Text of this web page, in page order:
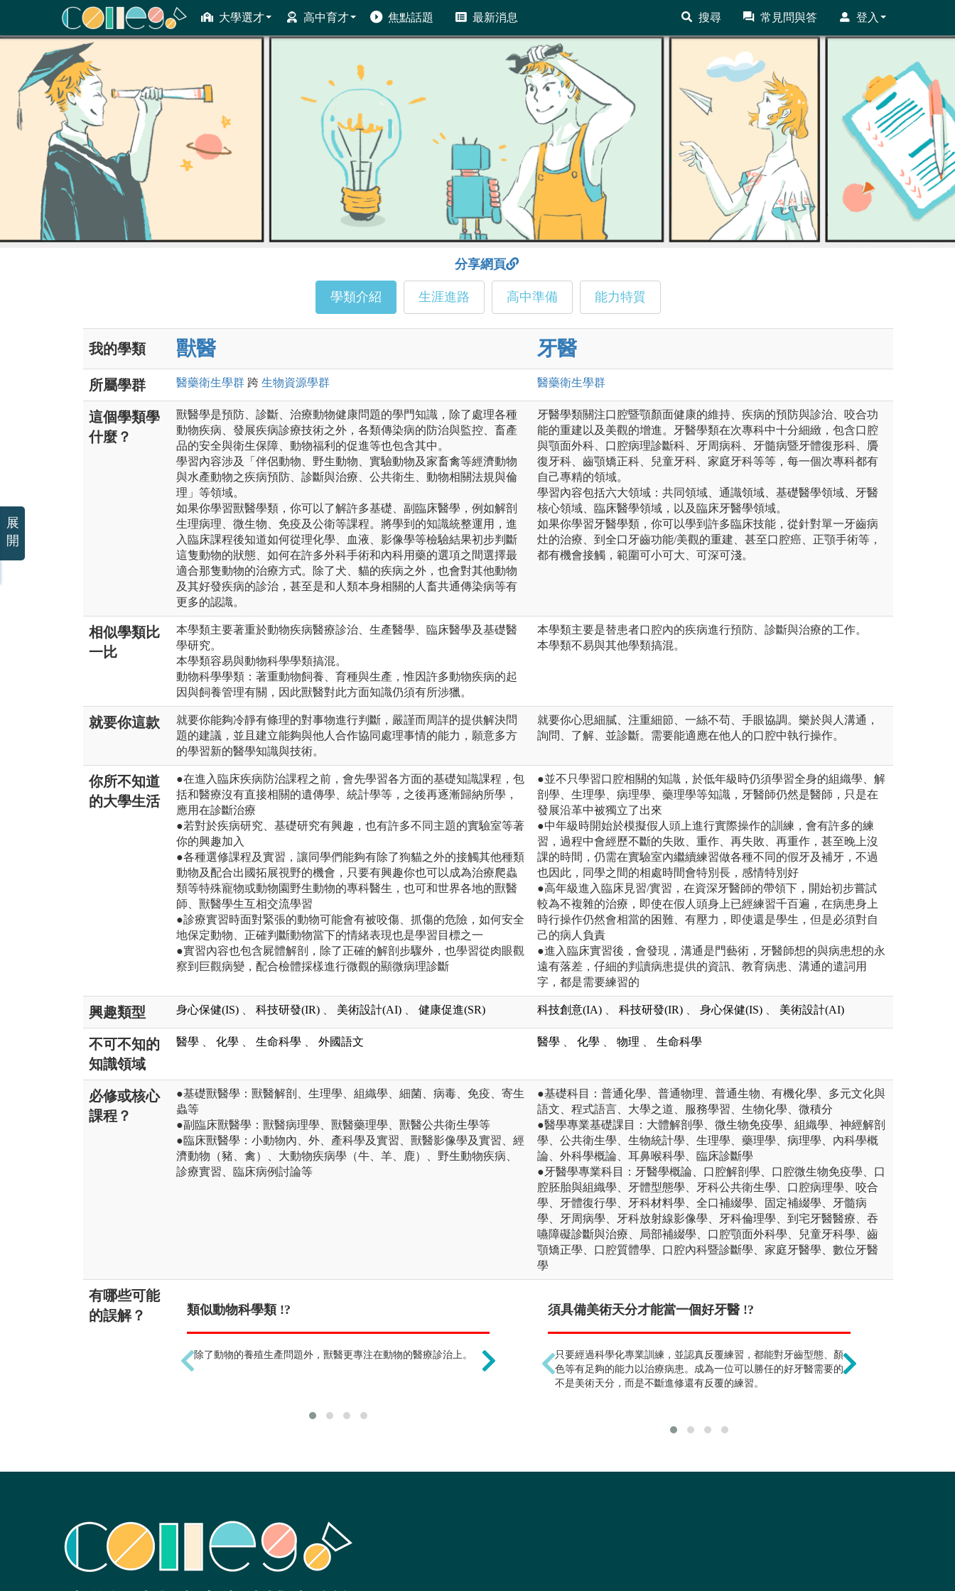
大學選才 高中育才 焦點話題 最新消息 搜尋 常見問與答 登入
ColleGo! 大學選才與高中育才輔助系統
分享網頁
學類介紹 生涯進路 高中準備 能力特質
我的學類 獸醫 牙醫
所屬學群 醫藥衛生學群 跨 生物資源學群 醫藥衛生學群
這個學類學
什麼？
獸醫學是預防、診斷、治療動物健康問題的學門知識，除了處理各種
動物疾病、發展疾病診療技術之外，各類傳染病的防治與監控、畜產
品的安全與衛生保障、動物福利的促進等也包含其中。
學習內容涉及「伴侶動物、野生動物、實驗動物及家畜禽等經濟動物
與水產動物之疾病預防、診斷與治療、公共衛生、動物相關法規與倫
理」等領域。
如果你學習獸醫學類，你可以了解許多基礎、副臨床醫學，例如解剖
生理病理、微生物、免疫及公衛等課程。將學到的知識統整運用，進
入臨床課程後知道如何從理化學、血液、影像學等檢驗結果初步判斷
這隻動物的狀態、如何在許多外科手術和內科用藥的選項之間選擇最
適合那隻動物的治療方式。除了犬、貓的疾病之外，也會對其他動物
及其好發疾病的診治，甚至是和人類本身相關的人畜共通傳染病等有
更多的認識。
牙醫學類關注口腔暨顎顏面健康的維持、疾病的預防與診治、咬合功
能的重建以及美觀的增進。牙醫學類在次專科中十分細緻，包含口腔
與顎面外科、口腔病理診斷科、牙周病科、牙髓病暨牙體復形科、贗
復牙科、齒顎矯正科、兒童牙科、家庭牙科等等，每一個次專科都有
自己專精的領域。
學習內容包括六大領域：共同領域、通識領域、基礎醫學領域、牙醫
核心領域、臨床醫學領域，以及臨床牙醫學領域。
如果你學習牙醫學類，你可以學到許多臨床技能，從針對單一牙齒病
灶的治療、到全口牙齒功能/美觀的重建、甚至口腔癌、正顎手術等，
都有機會接觸，範圍可小可大、可深可淺。
相似學類比
一比
本學類主要著重於動物疾病醫療診治、生產醫學、臨床醫學及基礎醫
學研究。
本學類容易與動物科學學類搞混。
動物科學學類：著重動物飼養、育種與生產，惟因許多動物疾病的起
因與飼養管理有關，因此獸醫對此方面知識仍須有所涉獵。
本學類主要是替患者口腔內的疾病進行預防、診斷與治療的工作。
本學類不易與其他學類搞混。
就要你這款
就要你能夠冷靜有條理的對事物進行判斷，嚴謹而周詳的提供解決問
題的建議，並且建立能夠與他人合作協同處理事情的能力，願意多方
的學習新的醫學知識與技術。
就要你心思細膩、注重細節、一絲不苟、手眼協調。樂於與人溝通，
詢問、了解、並診斷。需要能適應在他人的口腔中執行操作。
你所不知道
的大學生活
●在進入臨床疾病防治課程之前，會先學習各方面的基礎知識課程，包
括和醫療沒有直接相關的遺傳學、統計學等，之後再逐漸歸納所學，
應用在診斷治療
●若對於疾病研究、基礎研究有興趣，也有許多不同主題的實驗室等著
你的興趣加入
●各種選修課程及實習，讓同學們能夠有除了狗貓之外的接觸其他種類
動物及配合出國拓展視野的機會，只要有興趣你也可以成為治療爬蟲
類等特殊寵物或動物園野生動物的專科醫生，也可和世界各地的獸醫
師、獸醫學生互相交流學習
●診療實習時面對緊張的動物可能會有被咬傷、抓傷的危險，如何安全
地保定動物、正確判斷動物當下的情緒表現也是學習目標之一
●實習內容也包含屍體解剖，除了正確的解剖步驟外，也學習從肉眼觀
察到巨觀病變，配合檢體採樣進行微觀的顯微病理診斷
●並不只學習口腔相關的知識，於低年級時仍須學習全身的組織學、解
剖學、生理學、病理學、藥理學等知識，牙醫師仍然是醫師，只是在
發展沿革中被獨立了出來
●中年級時開始於模擬假人頭上進行實際操作的訓練，會有許多的練
習，過程中會經歷不斷的失敗、重作、再失敗、再重作，甚至晚上沒
課的時間，仍需在實驗室內繼續練習做各種不同的假牙及補牙，不過
也因此，同學之間的相處時間會特別長，感情特別好
●高年級進入臨床見習/實習，在資深牙醫師的帶領下，開始初步嘗試
較為不複雜的治療，即使在假人頭身上已經練習千百遍，在病患身上
時行操作仍然會相當的困難、有壓力，即使還是學生，但是必須對自
己的病人負責
●進入臨床實習後，會發現，溝通是門藝術，牙醫師想的與病患想的永
遠有落差，仔細的判讀病患提供的資訊、教育病患、溝通的遣詞用
字，都是需要練習的
興趣類型 身心保健(IS) 科技研發(IR) 美術設計(AI) 健康促進(SR) 科技創意(IA) 科技研發(IR) 身心保健(IS) 美術設計(AI)
不可不知的
知識領域
醫學 化學 生命科學 外國語文 醫學 化學 物理 生命科學
必修或核心
課程？
●基礎獸醫學：獸醫解剖、生理學、組織學、細菌、病毒、免疫、寄生
蟲等
●副臨床獸醫學：獸醫病理學、獸醫藥理學、獸醫公共衛生學等
●臨床獸醫學：小動物內、外、產科學及實習、獸醫影像學及實習、經
濟動物（豬、禽）、大動物疾病學（牛、羊、鹿）、野生動物疾病、
診療實習、臨床病例討論等
●基礎科目：普通化學、普通物理、普通生物、有機化學、多元文化與
語文、程式語言、大學之道、服務學習、生物化學、微積分
●醫學專業基礎課目：大體解剖學、微生物免疫學、組織學、神經解剖
學、公共衛生學、生物統計學、生理學、藥理學、病理學、內科學概
論、外科學概論、耳鼻喉科學、臨床診斷學
●牙醫學專業科目：牙醫學概論、口腔解剖學、口腔微生物免疫學、口
腔胚胎與組織學、牙體型態學、牙科公共衛生學、口腔病理學、咬合
學、牙體復行學、牙科材料學、全口補綴學、固定補綴學、牙髓病
學、牙周病學、牙科放射線影像學、牙科倫理學、到宅牙醫醫療、吞
嚥障礙診斷與治療、局部補綴學、口腔顎面外科學、兒童牙科學、齒
顎矯正學、口腔質體學、口腔內科暨診斷學、家庭牙醫學、數位牙醫
學
有哪些可能
的誤解？
類似動物科學類 !?
除了動物的養殖生產問題外，獸醫更專注在動物的醫療診治上。
只要學習犬貓等常見動物醫治 !?
動物種類眾多，各種別的動物相關知識均需涉獵。
新進獸醫責任大工時長
正比。
須具備美術天分才能當一個好牙醫 !?
只要經過科學化專業訓練，並認真反覆練習，都能對牙齒型態、顏
色等有足夠的能力以治療病患。成為一位可以勝任的好牙醫需要的
不是美術天分，而是不斷進修還有反覆的練習。
展
開